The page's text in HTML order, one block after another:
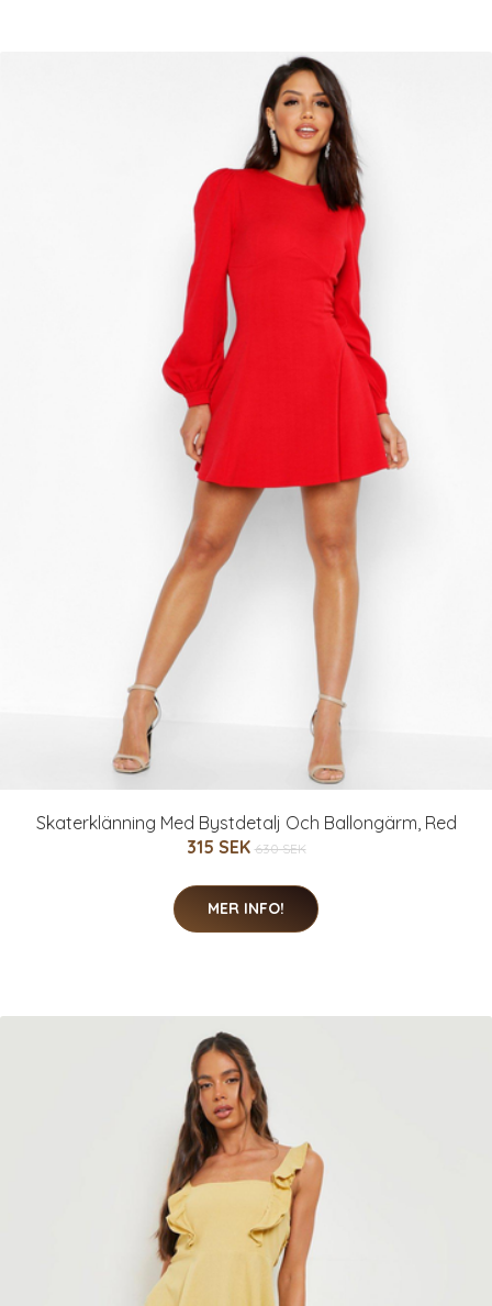
Skaterklänning Med Bystdetalj Och Ballongärm, Red
315 SEK 630 SEK
MER INFO!